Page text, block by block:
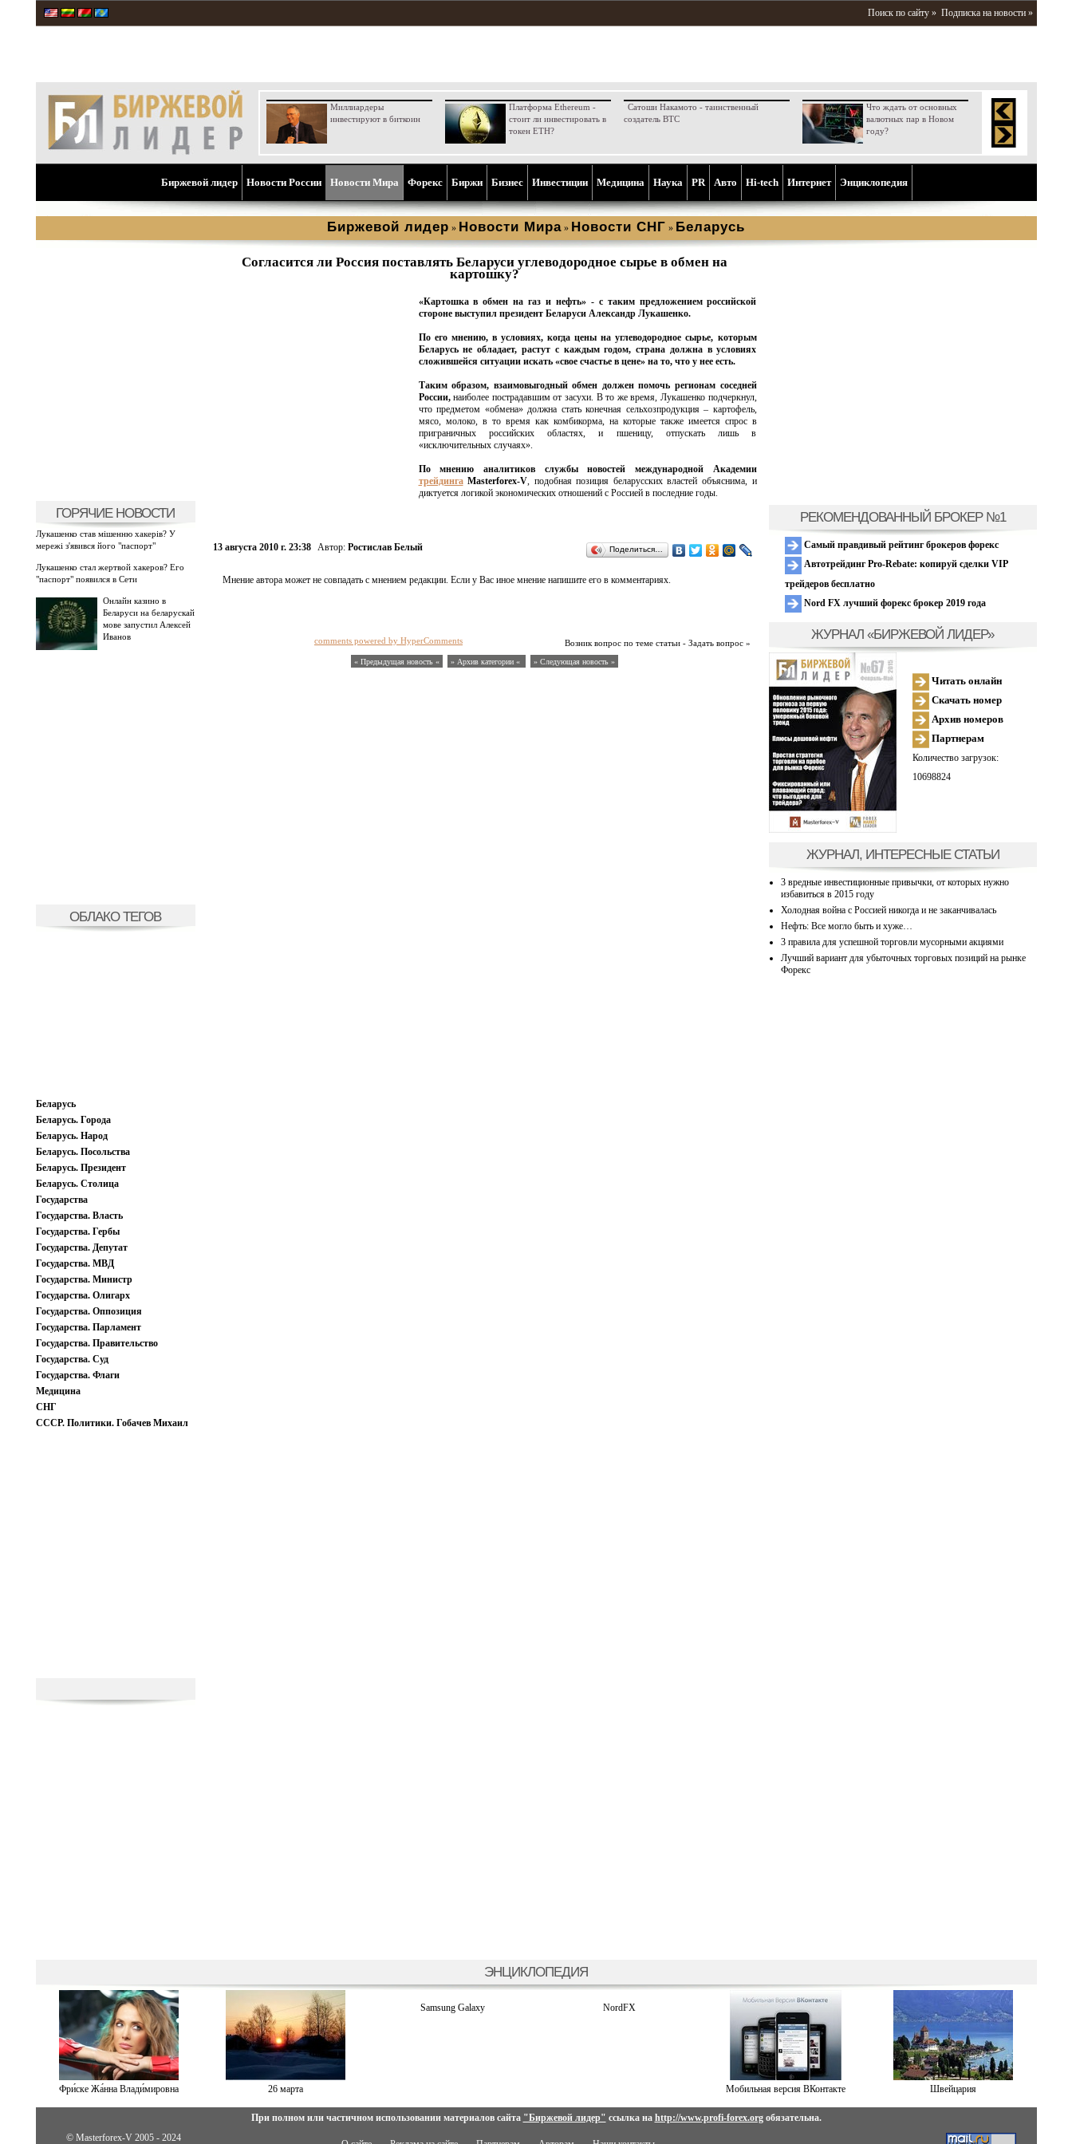
Поиск по сайту » Подписка на новости »
Миллиардеры
инвестируют в биткоин
Платформа Ethereum -
стоит ли инвестировать в
токен ETH?
Сатоши Накамото - таинственный
создатель BTC
Что ждать от основных
валютных пар в Новом
году?
Биржевой лидер Новости России Новости Мира Форекс Биржи Бизнес Инвестиции Медицина Наука PR Aвто Hi-tech Интернет Энциклопедия
Биржевой лидер » Новости Мира » Новости СНГ » Беларусь
ГОРЯЧИЕ НОВОСТИ
Лукашенко став мішенню хакерів? У
мережі з'явився його "паспорт"
Лукашенко стал жертвой хакеров? Его
"паспорт" появился в Сети
Онлайн казино в
Беларуси на беларускай
мове запустил Алексей
Иванов
ОБЛАКО ТЕГОВ
Беларусь
Беларусь. Города
Беларусь. Народ
Беларусь. Посольства
Беларусь. Президент
Беларусь. Столица
Государства
Государства. Власть
Государства. Гербы
Государства. Депутат
Государства. МВД
Государства. Министр
Государства. Олигарх
Государства. Оппозиция
Государства. Парламент
Государства. Правительство
Государства. Суд
Государства. Флаги
Медицина
СНГ
СССР. Политики. Гобачев Михаил
Согласится ли Россия поставлять Беларуси углеводородное сырье в обмен на
картошку?
«Картошка в обмен на газ и нефть» - с таким предложением российской
стороне выступил президент Беларуси Александр Лукашенко.
По его мнению, в условиях, когда цены на углеводородное сырье, которым
Беларусь не обладает, растут с каждым годом, страна должна в условиях
сложившейся ситуации искать «свое счастье в цене» на то, что у нее есть.
Таким образом, взаимовыгодный обмен должен помочь регионам соседней
России,наиболее пострадавшим от засухи. В то же время, Лукашенко подчеркнул,
что предметом «обмена» должна стать конечная сельхозпродукция – картофель,
мясо, молоко, в то время как комбикорма, на которые также имеется спрос в
приграничных российских областях, и пшеницу, отпускать лишь в
«исключительных случаях».
По мнению аналитиков службы новостей международной Академии
трейдингаMasterforex-V, подобная позиция беларусских властей объяснима, и
диктуется логикой экономических отношений с Россией в последние годы.
13 августа 2010 г. 23:38 Автор: Ростислав Белый Поделиться…
Мнение автора может не совпадать с мнением редакции. Если у Вас иное мнение напишите его в комментариях.
Возник вопрос по теме статьи - Задать вопрос »
comments powered by HyperComments
« Предыдущая новость « » Архив категории « » Следующая новость »
РЕКОМЕНДОВАННЫЙ БРОКЕР №1
Самый правдивый рейтинг брокеров форекс
Автотрейдинг Pro-Rebate: копируй сделки VIP
трейдеров бесплатно
Nord FX лучший форекс брокер 2019 года
ЖУРНАЛ «БИРЖЕВОЙ ЛИДЕР»
Читать онлайн
Скачать номер
Архив номеров
Партнерам
Количество загрузок:
10698824
ЖУРНАЛ, ИНТЕРЕСНЫЕ СТАТЬИ
3 вредные инвестиционные привычки, от которых нужно
избавиться в 2015 году
Холодная война с Россией никогда и не заканчивалась
Нефть: Все могло быть и хуже…
3 правила для успешной торговли мусорными акциями
Лучший вариант для убыточных торговых позиций на рынке
Форекс
ЭНЦИКЛОПЕДИЯ
Фри́ске Жа́нна Влади́мировна 26 марта
Samsung Galaxy NordFX
Мобильная версия ВКонтакте Швейцария
При полном или частичном использовании материалов сайта "Биржевой лидер" ссылка на http://www.profi-forex.orgобязательна.
© Masterforex-V 2005 - 2024